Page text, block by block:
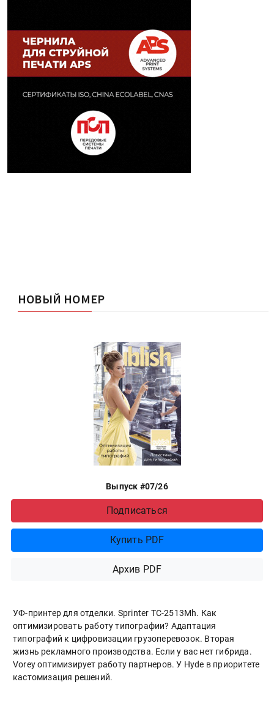
НОВЫЙ НОМЕР
Выпуск #07/26
Подписаться
Купить PDF
Архив PDF
УФ-принтер для отделки. Sprinter ТС-2513Mh. Как
оптимизировать работу типографии? Адаптация
типографий к цифровизации грузоперевозок. Вторая
жизнь рекламного производства. Если у вас нет гибрида.
Vorey оптимизирует работу партнеров. У Hyde в приоритете
кастомизация решений.